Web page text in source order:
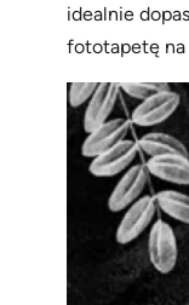
idealnie
fototapetę na